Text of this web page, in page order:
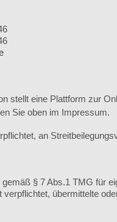
stellt eine Plattform zur
Sie oben im Impressum.
an
§ 7 Abs.1 TMG für
verpflichtet, übermittelte